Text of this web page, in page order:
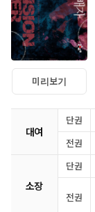
미리보기
대여
단권
전권
소장
단권
전권